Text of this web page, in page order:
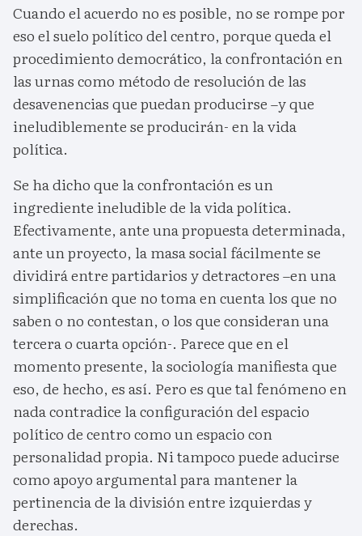
Cuando el acuerdo no es posible, no se rompe por
eso el suelo político del centro, porque queda el
procedimiento democrático, la confrontación en
las urnas como método de resolución de las
desavenencias que puedan producirse –y que
ineludiblemente se producirán- en la vida
política.
Se ha dicho que la confrontación es un
ingrediente ineludible de la vida política.
Efectivamente, ante una propuesta determinada,
ante un proyecto, la masa social fácilmente se
dividirá entre partidarios y detractores –en una
simplificación que no toma en cuenta los que no
saben o no contestan, o los que consideran una
tercera o cuarta opción-. Parece que en el
momento presente, la sociología manifiesta que
eso, de hecho, es así. Pero es que tal fenómeno en
nada contradice la configuración del espacio
político de centro como un espacio con
personalidad propia. Ni tampoco puede aducirse
como apoyo argumental para mantener la
pertinencia de la división entre izquierdas y
derechas.